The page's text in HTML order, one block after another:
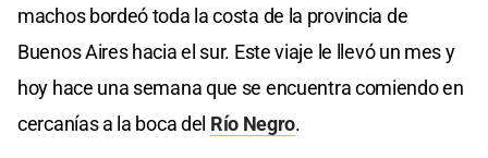
machos bordeó toda la costa de la provincia de
Buenos Aires hacia el sur. Este viaje le llevó un mes y
hoy hace una semana que se encuentra comiendo en
cercanías a la boca del Río Negro.